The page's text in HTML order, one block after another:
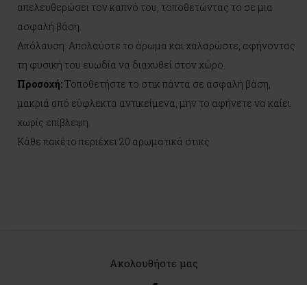
απελευθερώσει τον καπνό του, τοποθετώντας το σε μια
ασφαλή βάση.
Απόλαυση: Απολαύστε το άρωμα και χαλαρώστε, αφήνοντας
τη φυσική του ευωδία να διαχυθεί στον χώρο.
Προσοχή:Τοποθετήστε το στικ πάντα σε ασφαλή βάση,
μακριά από εύφλεκτα αντικείμενα, μην το αφήνετε να καίει
χωρίς επίβλεψη.
Κάθε πακέτο περιέχει 20 αρωματικά στικς
Ακολουθήστε μας